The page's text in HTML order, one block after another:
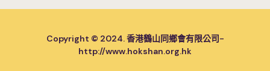
Copyright © 2024. 香港鶴山同鄉會有限公司-
http://www.hokshan.org.hk